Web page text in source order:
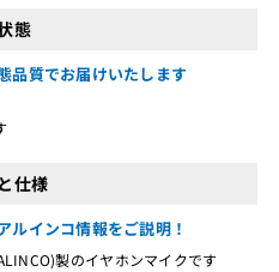
態
品質でお届けいたします
仕様
ルインコ情報をご説明！
製のイヤホンマイクです